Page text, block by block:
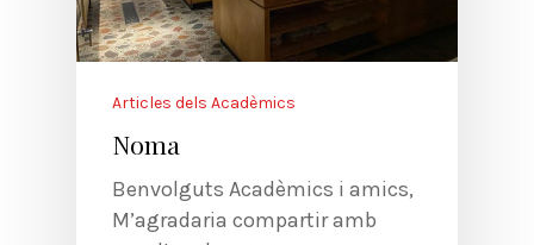
Articles dels Acadèmics
Noma
Benvolguts Acadèmics i amics,
M’agradaria compartir amb